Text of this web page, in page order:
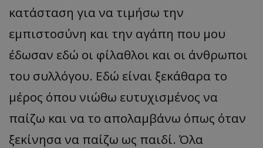
κατάσταση για να τιμήσω την
εμπιστοσύνη και την αγάπη που μου
έδωσαν εδώ οι φίλαθλοι και οι άνθρωποι
του συλλόγου. Εδώ είναι ξεκάθαρα το
μέρος όπου νιώθω ευτυχισμένος να
παίζω και να το απολαμβάνω όπως όταν
ξεκίνησα να παίζω ως παιδί. Όλα